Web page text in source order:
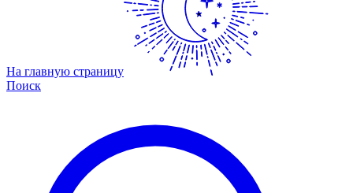
На главную страницу
Поиск